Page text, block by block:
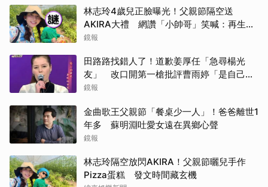
林志玲4歲兒正臉曝光！父親節隔空送
AKIRA大禮 網讚「小帥哥」笑喊：再生一
個
鏡報
田路路找錯人了！道歉姜厚任「急尋楊光
友」 改口開第一槍批評曹雨婷「是自己太
衝動」
鏡報
金曲歌王父親節「餐桌少一人」！爸爸離世1
年多 蘇明淵吐愛女遠在異鄉心聲
鏡報
林志玲隔空放閃AKIRA！父親節曬兒手作
Pizza蛋糕 發文時間藏玄機